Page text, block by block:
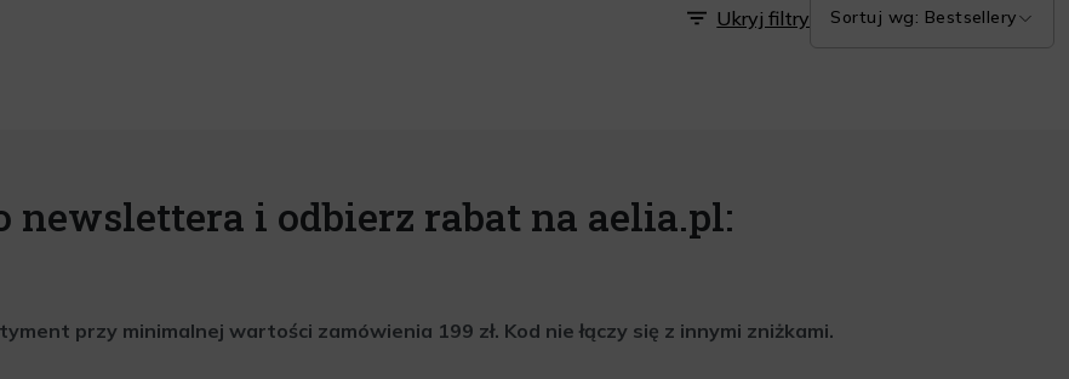
Ukryj filtry Sortuj wg: Bestsellery
newslettera i odbierz rabat na aelia.pl:
przy minimalnej wartości zamówienia 199 zł. Kod nie łączy się z innymi zniżkami.